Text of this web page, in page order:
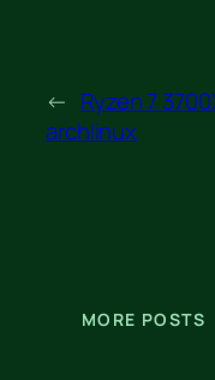
← Ryzen 7
archlinux
MORE POSTS